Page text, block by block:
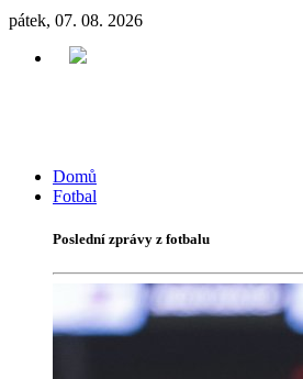
pátek, 07. 08. 2026
Domů
Fotbal
Poslední zprávy z fotbalu